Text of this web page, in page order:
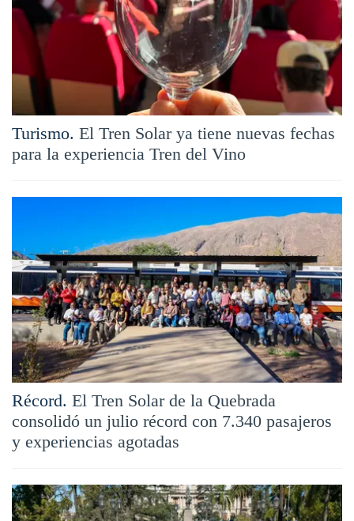
Turismo. El Tren Solar ya tiene nuevas fechas
para la experiencia Tren del Vino
Récord. El Tren Solar de la Quebrada
consolidó un julio récord con 7.340 pasajeros
y experiencias agotadas